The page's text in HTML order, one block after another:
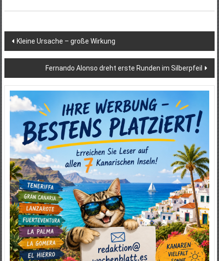
Beitragsnavigation
Kleine Ursache – große Wirkung
Fernando Alonso dreht erste Runden im Silberpfeil